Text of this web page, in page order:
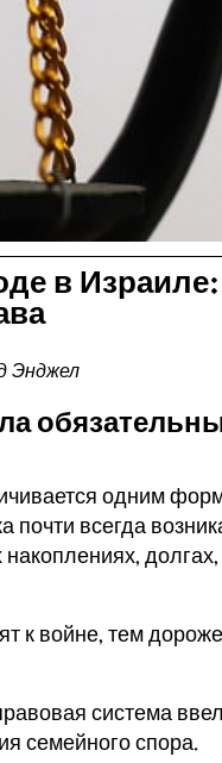
в Израиле:
Энджел
одним
всегда
накоплениях,
к войне, тем
система
семейного спора.